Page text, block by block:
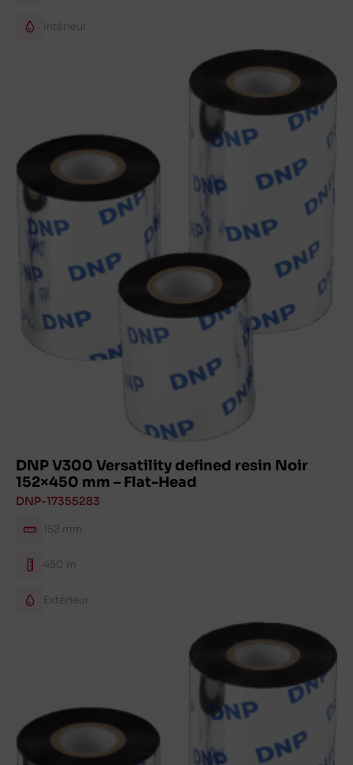
Intérieur
DNP V300 Versatility defined resin Noir
152×450 mm – Flat-Head
DNP-17355283
152 mm
450 m
Extérieur